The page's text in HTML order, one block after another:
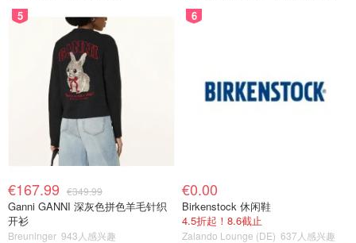
5
€167.99 €349.99
Ganni GANNI 深灰色拼色羊毛针织
开衫
Breuninger 943人感兴趣
6
€0.00
Birkenstock 休闲鞋
4.5折起！8.6截止
Zalando Lounge (DE) 637人感兴趣